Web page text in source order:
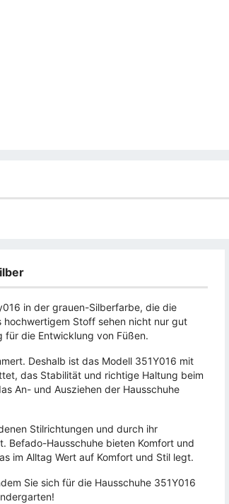
in der grauen-Silberfarbe, die die
hochwertigem Stoff sehen nicht nur gut
für die Entwicklung von Füßen.
Deshalb ist das Modell 351Y016 mit
das Stabilität und richtige Haltung beim
An- und Ausziehen der Hausschuhe
Stilrichtungen und durch ihr
Befado-Hausschuhe bieten Komfort und
im Alltag Wert auf Komfort und Stil legt.
Sie sich für die Hausschuhe 351Y016